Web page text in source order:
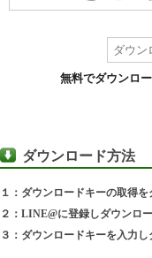
無料でダウンロ
ダウンロード方法
１：ダウンロードキーの取得を
２：LINE@に登録しダウンロ
３：ダウンロードキーを入力